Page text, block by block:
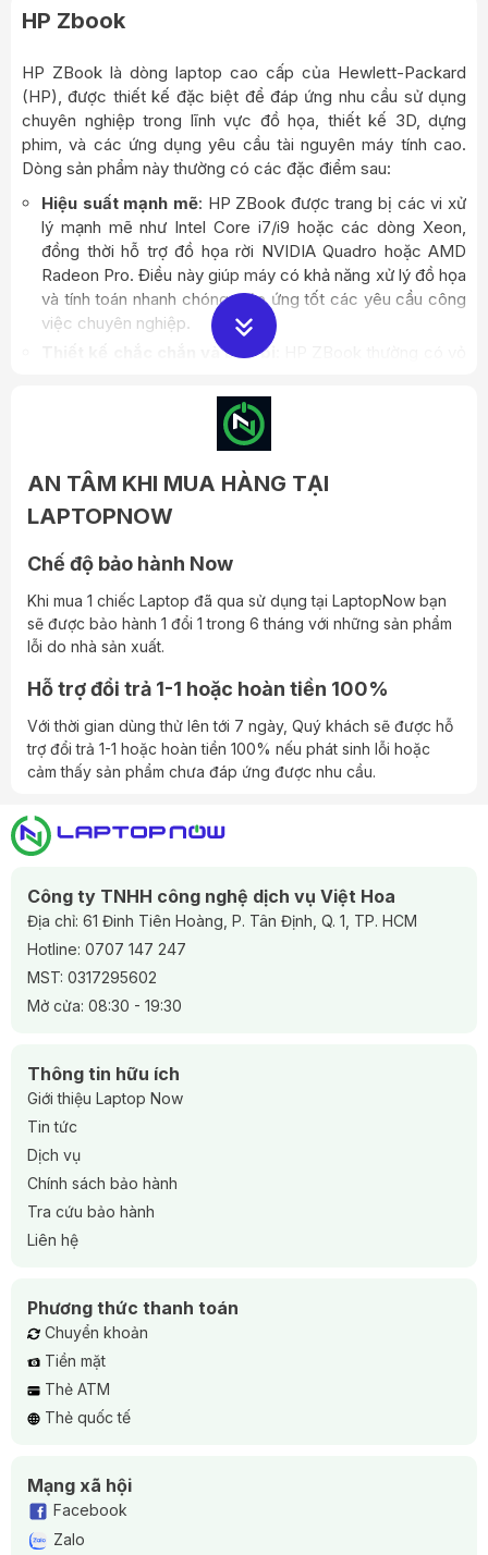
HP Zbook
HP ZBook là dòng laptop cao cấp của Hewlett-Packard
(HP), được thiết kế đặc biệt để đáp ứng nhu cầu sử dụng
chuyên nghiệp trong lĩnh vực đồ họa, thiết kế 3D, dựng
phim, và các ứng dụng yêu cầu tài nguyên máy tính cao.
Dòng sản phẩm này thường có các đặc điểm sau:
Hiệu suất mạnh mẽ: HP ZBook được trang bị các vi xử
lý mạnh mẽ như Intel Core i7/i9 hoặc các dòng Xeon,
đồng thời hỗ trợ đồ họa rời NVIDIA Quadro hoặc AMD
Radeon Pro. Điều này giúp máy có khả năng xử lý đồ họa
và tính toán nhanh chóng, đáp ứng tốt các yêu cầu công
việc chuyên nghiệp.
Thiết kế chắc chắn và bền bỉ
hoặc nhựa cứng, mang lại độ bền và độ chịu lực tốt, phù
hợp với việc di chuyển thường xuyên hoặc sử dụng trong
môi trường công nghiệp.
Màn hình chất lượng cao: Đa số các model HP ZBook
được trang bị màn hình chất lượng cao với độ phân giải
Full HD hoặc cao hơn, đảm bảo màu sắc chân thực và
góc nhìn rộng, phù hợp cho công việc đồ họa và thiết kế.
Tính năng mở rộng và kết nối
các cổng kết nối đa dạng như USB-C, Thunderbolt,
HDMI, và RJ45, giúp kết nối với các thiết bị ngoại vi và
mạng dễ dàng. Ngoài ra, chúng cũng hỗ trợ các tính
năng mở rộng như RAM và ổ cứng SSD để người dùng có
thể nâng cấp máy tính theo nhu cầu sử dụng.
Phần mềm và hệ điều hành: HP ZBook thường được
cài đặt sẵn hệ điều hành Windows hoặc các phiên bản
Linux phổ biến, cùng với các ứng dụng hữu ích từ HP như
tính.
Tóm lại, HP ZBook là sự lựa chọn hàng đầu cho các chuyên
nghệ cao khác, nhờ vào hiệu suất mạnh mẽ, thiết kế bền bỉ
và tính năng linh hoạt phục vụ nhu cầu công việc chuyên
nghiệp.
AN TÂM KHI MUA HÀNG TẠI
LAPTOPNOW
Chế độ bảo hành Now
Khi mua 1 chiếc Laptop đã qua sử dụng tại LaptopNow bạn
sẽ được bảo hành 1 đổi 1 trong 6 tháng với những sản phẩm
lỗi do nhà sản xuất.
Hỗ trợ đổi trả 1-1 hoặc hoàn tiền 100%
Với thời gian dùng thử lên tới 7 ngày, Quý khách sẽ được hỗ
trợ đổi trả 1-1 hoặc hoàn tiền 100% nếu phát sinh lỗi hoặc
cảm thấy sản phẩm chưa đáp ứng được nhu cầu.
Công ty TNHH công nghệ dịch vụ Việt Hoa
Địa chỉ: 61 Đinh Tiên Hoàng, P. Tân Định, Q. 1, TP. HCM
Hotline: 0707 147 247
MST: 0317295602
Mở cửa: 08:30 - 19:30
Thông tin hữu ích
Giới thiệu Laptop Now
Tin tức
Dịch vụ
Chính sách bảo hành
Tra cứu bảo hành
Liên hệ
Phương thức thanh toán
Chuyển khoản
Tiền mặt
Thẻ ATM
Thẻ quốc tế
Mạng xã hội
Facebook
Zalo